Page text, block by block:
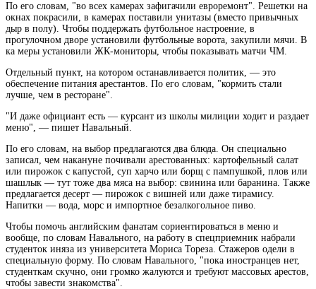
По его словам, "во всех камерах зафигачили евроремонт". Решетки на
окнах покрасили, в камерах поставили унитазы (вместо привычных
дыр в полу). Чтобы поддержать футбольное настроение, в
прогулочном дворе установили футбольные ворота, закупили мячи. В
ка меры установили ЖК-мониторы, чтобы показывать матчи ЧМ.
Отдельный пункт, на котором останавливается политик, — это
обеспечение питания арестантов. По его словам, "кормить стали
лучше, чем в ресторане".
"И даже официант есть — курсант из школы милиции ходит и раздает
меню", — пишет Навальный.
По его словам, на выбор предлагаются два блюда. Он специально
записал, чем накануне почивали арестованных: картофельный салат
или пирожок с капустой, суп харчо или борщ с пампушкой, плов или
шашлык — тут тоже два мяса на выбор: свинина или баранина. Также
предлагается десерт — пирожок с вишней или даже тирамису.
Напитки — вода, морс и импортное безалкогольное пиво.
Чтобы помочь английским фанатам сориентироваться в меню и
вообще, по словам Навального, на работу в спецприемник набрали
студенток иняза из университета Мориса Тореза. Стажеров одели в
специальную форму. По словам Навального, "пока иностранцев нет,
студенткам скучно, они громко жалуются и требуют массовых арестов,
чтобы завести знакомства".